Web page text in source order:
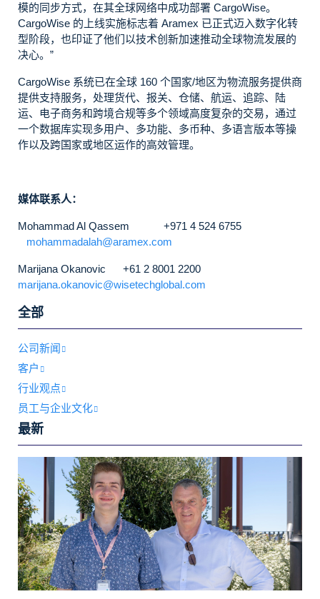
模的同步方式，在其全球网络中成功部署 CargoWise。
CargoWise 的上线实施标志着 Aramex 已正式迈入数字化转
型阶段，也印证了他们以技术创新加速推动全球物流发展的
决心。”
CargoWise 系统已在全球 160 个国家/地区为物流服务提供商
提供支持服务，处理货代、报关、仓储、航运、追踪、陆
运、电子商务和跨境合规等多个领域高度复杂的交易，通过
一个数据库实现多用户、多功能、多币种、多语言版本等操
作以及跨国家或地区运作的高效管理。
媒体联系人：
Mohammad Al Qassem +971 4 524 6755
mohammadalah@aramex.com
Marijana Okanovic +61 2 8001 2200
marijana.okanovic@wisetechglobal.com
全部
公司新闻
客户
行业观点
员工与企业文化
最新